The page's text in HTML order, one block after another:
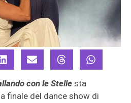
con le Stelle sta
finale del dance show di